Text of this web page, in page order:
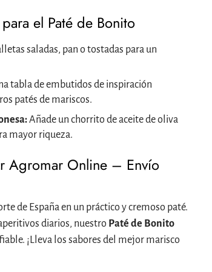
el Paté de Bonito
saladas, pan o tostadas para un
tabla de embutidos de inspiración
patés de mariscos.
Añade un chorrito de aceite de oliva
mayor riqueza.
Agromar Online – Envío
de España en un práctico y cremoso paté.
diarios, nuestro Paté de Bonito
¡Lleva los sabores del mejor marisco